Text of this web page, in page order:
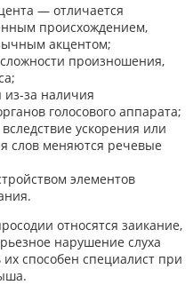
— отличается
происхождением,
акцентом;
произношения,
за наличия
голосового аппарата;
ускорения или
слов меняются речевые
элементов
относятся заикание,
нарушение слуха
способен специалист при